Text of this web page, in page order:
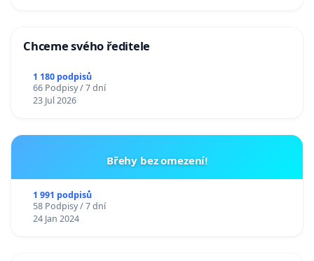
Chceme svého ředitele
1 180 podpisů
66 Podpisy / 7 dní
23 Jul 2026
Břehy bez omezení!
1 991 podpisů
58 Podpisy / 7 dní
24 Jan 2024